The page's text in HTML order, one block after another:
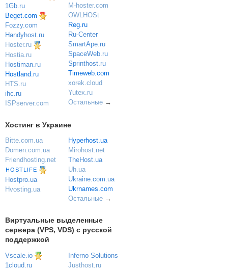
1Gb.ru
Beget.com
Fozzy.com
Handyhost.ru
Hoster.ru
Hostia.ru
Hostiman.ru
Hostland.ru
HTS.ru
ihc.ru
ISPserver.com
M-hoster.com
OWLHOSt
Reg.ru
Ru-Center
SmartApe.ru
SpaceWeb.ru
Sprinthost.ru
Timeweb.com
xorek.cloud
Yutex.ru
Остальные→
Хостинг в Украине
Bitte.com.ua
Domen.com.ua
Friendhosting.net
HOSTLIFE
Hostpro.ua
Hvosting.ua
Hyperhost.ua
Mirohost.net
TheHost.ua
Uh.ua
Ukraine.com.ua
Ukrnames.com
Остальные→
Виртуальные выделенные
сервера (VPS, VDS) с русской
поддержкой
Vscale.io
1cloud.ru
Inferno Solutions
Justhost.ru